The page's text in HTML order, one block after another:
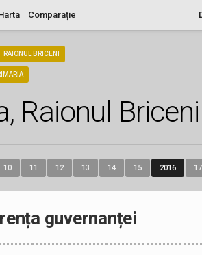
Comparație
RAIONUL BRICENI
Raionul Briceni
10 11 12 13 14 15 2016 17
guvernanței